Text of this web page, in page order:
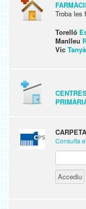
Troba les
Torelló
Manlleu
Vic Tanyà
Consulta